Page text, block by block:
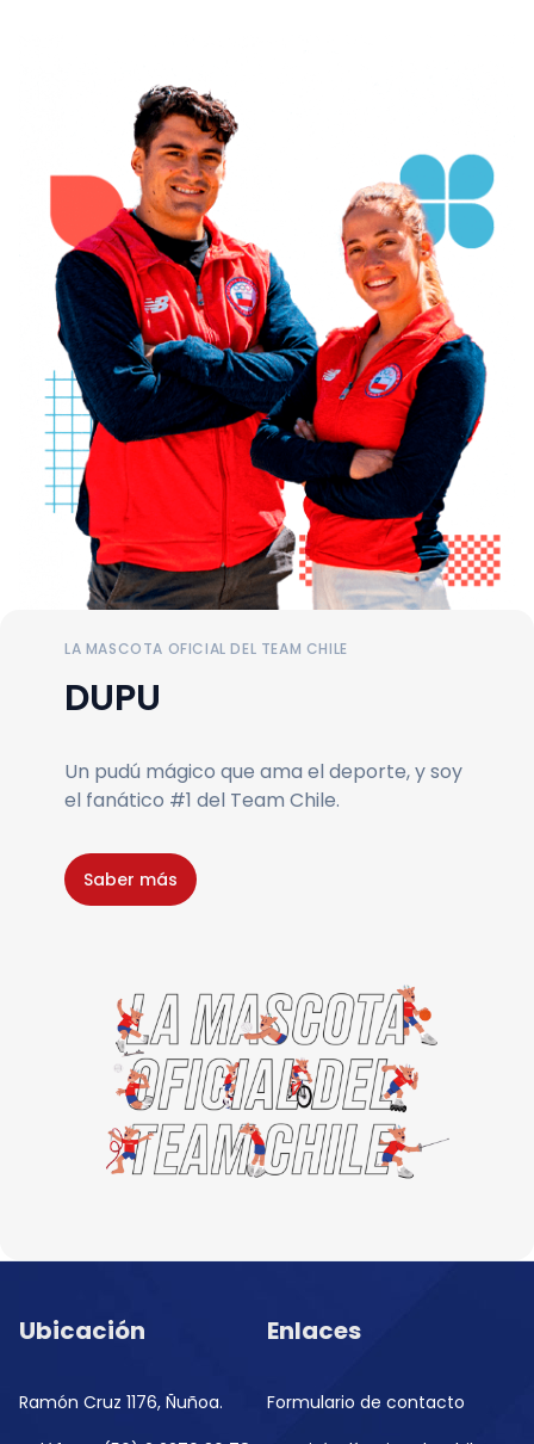
LA MASCOTA OFICIAL DEL TEAM CHILE
DUPU
Un pudú mágico que ama el deporte, y soy
el fanático #1 del Team Chile.
Saber más
Ubicación
Ramón Cruz 1176, Ñuñoa.
Enlaces
Formulario de contacto